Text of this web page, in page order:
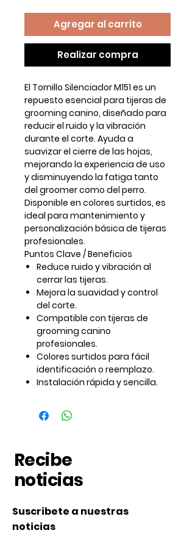
Agregar al carrito
Realizar compra
El Tornillo Silenciador M151 es un
repuesto esencial para tijeras de
grooming canino, diseñado para
reducir el ruido y la vibración
durante el corte. Ayuda a
suavizar el cierre de las hojas,
mejorando la experiencia de uso
y disminuyendo la fatiga tanto
del groomer como del perro.
Disponible en colores surtidos, es
ideal para mantenimiento y
personalización básica de tijeras
profesionales.
Puntos Clave / Beneficios
Reduce ruido y vibración al
cerrar las tijeras.
Mejora la suavidad y control
del corte.
Compatible con tijeras de
grooming canino
profesionales.
Colores surtidos para fácil
identificación o reemplazo.
Instalación rápida y sencilla.
Recibe
noticias
Suscribete a nuestras
noticias